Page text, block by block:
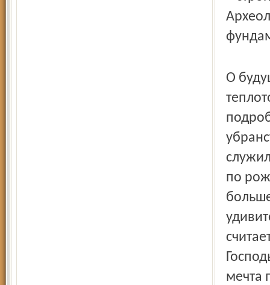
О
по
мечта